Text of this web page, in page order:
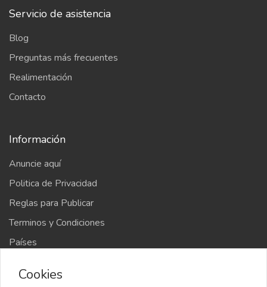
Servicio de asistencia
Blog
Preguntas más frecuentes
Realimentación
Contacto
Información
Anuncie aquí
Politica de Privacidad
Reglas para Publicar
Terminos y Condiciones
Países
Cookies